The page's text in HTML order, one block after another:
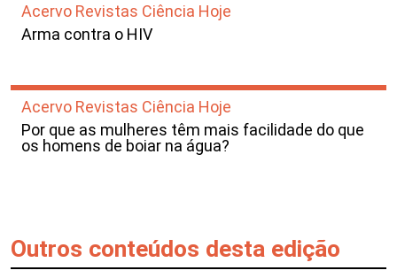
Acervo Revistas Ciência Hoje
Arma contra o HIV
Acervo Revistas Ciência Hoje
Por que as mulheres têm mais facilidade do que
os homens de boiar na água?
Outros conteúdos desta edição